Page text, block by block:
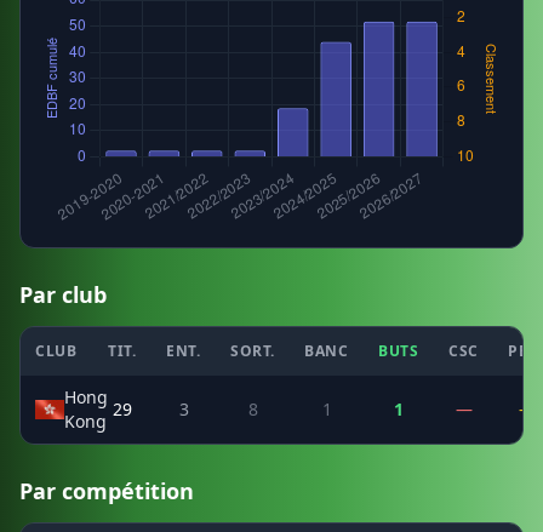
Par club
CLUB TIT. ENT. SORT. BANC BUTS CSC
Hong
Kong
29 3 8 1 1 — —
Par compétition